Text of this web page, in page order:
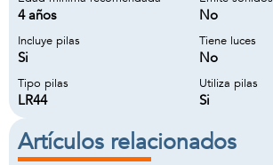
4 años No
Incluye pilas
Si
Tiene luces
No
Tipo pilas
LR44
Utiliza pilas
Si
Artículos relacionados